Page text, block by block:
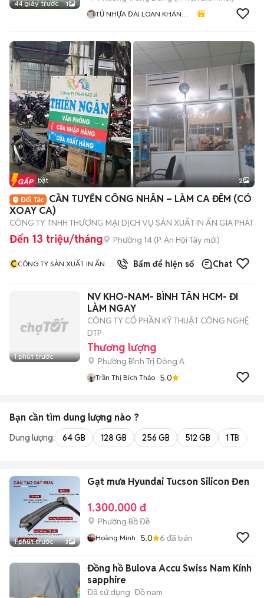
44 giây trước 1
TỦ NHỰA ĐÀI LOAN KHÁNH
Tin nổi bật 2
CẦN TUYỂN CÔNG NHÂN – LÀM CA ĐÊM (CÓ
XOAY CA)
CÔNG TY TNHH THƯƠNG MẠI DỊCH VỤ SẢN XUẤT IN ẤN GIA PHÁT
Đến 13 triệu/tháng Phường 14 (P. An Hội Tây mới)
CCÔNG TY SẢN XUẤT IN ẤN
Bấm để hiện số Chat
1 phút trước
NV KHO-NAM- BÌNH TÂN HCM- ĐI
LÀM NGAY
CÔNG TY CỔ PHẦN KỸ THUẬT CÔNG NGHỆ
DTP
Thương lượng
Phường Bình Trị Đông A
Trần Thị Bích Thảo 5.0
Bạn cần tìm dung lượng nào ?
Dung lượng: 64 GB 128 GB 256 GB 512 GB 1 TB
1 phút trước 3
Gạt mưa Hyundai Tucson Silicon Đen
1.300.000 đ
Phường Bồ Đề
Hoàng Minh 5.0 6 đã bán
Đồng hồ Bulova Accu Swiss Nam Kính
sapphire
Đã sử dụng Đồ nam